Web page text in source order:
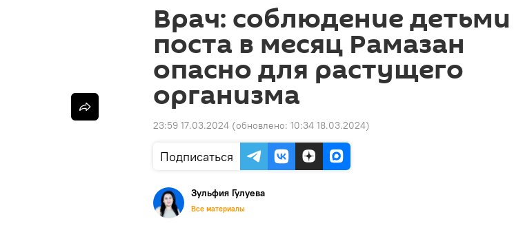
Врач: соблюдение детьми
поста в месяц Рамазан
опасно для растущего
организма
23:59 17.03.2024 (обновлено: 10:34 18.03.2024)
Подписаться
Зульфия Гулуева
Все материалы